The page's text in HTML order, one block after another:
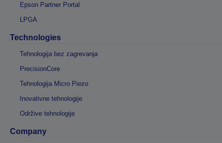
Epson Partner Portal
LPGA
Technologies
Tehnologija bez zagrevanja
PrecisionCore
Tehnologija Micro Piezo
Inovativne tehnologije
Održive tehnologije
Company